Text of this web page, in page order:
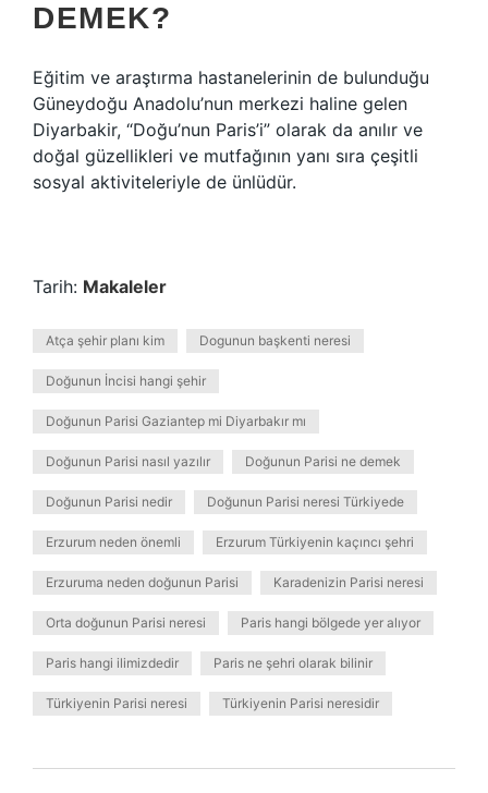
DEMEK?
Eğitim ve araştırma hastanelerinin de bulunduğu
Güneydoğu Anadolu’nun merkezi haline gelen
Diyarbakir, “Doğu’nun Paris’i” olarak da anılır ve
doğal güzellikleri ve mutfağının yanı sıra çeşitli
sosyal aktiviteleriyle de ünlüdür.
Tarih: Makaleler
Atça şehir planı kim Dogunun başkenti neresi
Doğunun İncisi hangi şehir
Doğunun Parisi Gaziantep mi Diyarbakır mı
Doğunun Parisi nasıl yazılır Doğunun Parisi ne demek
Doğunun Parisi nedir Doğunun Parisi neresi Türkiyede
Erzurum neden önemli Erzurum Türkiyenin kaçıncı şehri
Erzuruma neden doğunun Parisi Karadenizin Parisi neresi
Orta doğunun Parisi neresi Paris hangi bölgede yer alıyor
Paris hangi ilimizdedir Paris ne şehri olarak bilinir
Türkiyenin Parisi neresi Türkiyenin Parisi neresidir